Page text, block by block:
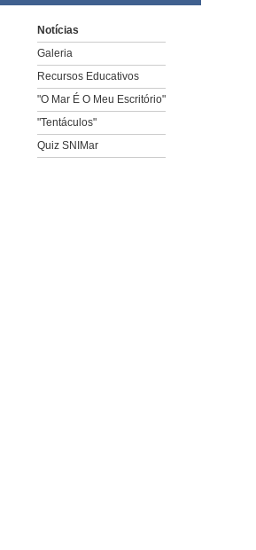
Notícias
Galeria
Recursos Educativos
"O Mar É O Meu Escritório"
"Tentáculos"
Quiz SNIMar